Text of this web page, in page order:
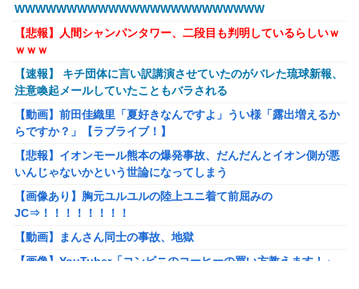
【ミリマス】 パステル色の
【NGS】期間限定クエスト「歪みの森に潜むもの」の感想、愚痴
まとめ( •᷄ὤ•᷅ ) なお固定のクリア時間は相当早いらしい【令和版
アンガ】
海外「日本人はなんて気高いんだ！」 英高級紙も驚愕した極限の
中の日本人の姿に世界が衝撃
【朗報】ハンターハンター最新話、ベンジャミンが覚醒して主人
公になるwwwwwwwwwww
【悲報】アイドル、とんでもない事実がSNSで拡散→運営が声明
を発表ｗｗｗｗ
データセンターさん、毎日原爆並みの熱を放出している模様
四皇ルフィさん、「ワンピース」最新話で『邪魔なガキ』扱いさ
れてブチギレてしまうｗｗｗｗ【1190話】
WWWWWWWWWWWWWWWWWWWWWWWW
【悲報】人間シャンパンタワー、二段目も判明しているらしいｗ
ｗｗｗ
【速報】 キチ団体に言い訳講演させていたのがバレた琉球新報、
注意喚起メールしていたこともバラされる
【動画】前田佳織里「夏好きなんですよ」うい様「露出増えるか
らですか？」【ラブライブ！】
【悲報】イオンモール熊本の爆発事故、だんだんとイオン側が悪
いんじゃないかという世論になってしまう
【画像あり】胸元ユルユルの陸上ユニ着て前屈みの
JC⇒！！！！！！！！
【動画】まんさん同士の事故、地獄
【画像】YouTuber「コンビニのコーヒーの買い方教えます！」